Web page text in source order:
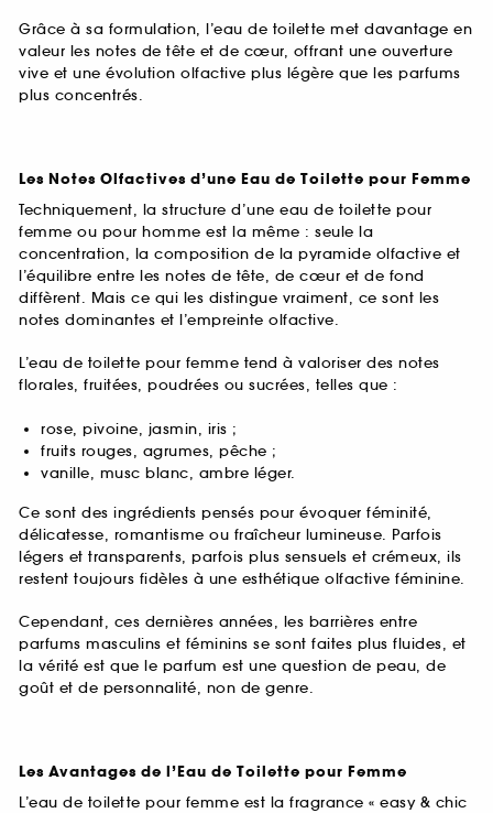
Grâce à sa formulation, l’eau de toilette met davantage en
valeur les notes de tête et de cœur, offrant une ouverture
vive et une évolution olfactive plus légère que les parfums
plus concentrés.
Les Notes Olfactives d’une Eau de Toilette pour Femme
Techniquement, la structure d’une eau de toilette pour
femme ou pour homme est la même : seule la
concentration, la composition de la pyramide olfactive et
l’équilibre entre les notes de tête, de cœur et de fond
diffèrent. Mais ce qui les distingue vraiment, ce sont les
notes dominantes et l’empreinte olfactive.
L’eau de toilette pour femme tend à valoriser des notes
florales, fruitées, poudrées ou sucrées, telles que :
rose, pivoine, jasmin, iris ;
fruits rouges, agrumes, pêche ;
vanille, musc blanc, ambre léger.
Ce sont des ingrédients pensés pour évoquer féminité,
délicatesse, romantisme ou fraîcheur lumineuse. Parfois
légers et transparents, parfois plus sensuels et crémeux, ils
restent toujours fidèles à une esthétique olfactive féminine.
Cependant, ces dernières années, les barrières entre
parfums masculins et féminins se sont faites plus fluides, et
la vérité est que le parfum est une question de peau, de
goût et de personnalité, non de genre.
Les Avantages de l’Eau de Toilette pour Femme
L’eau de toilette pour femme est la fragrance « easy & chic